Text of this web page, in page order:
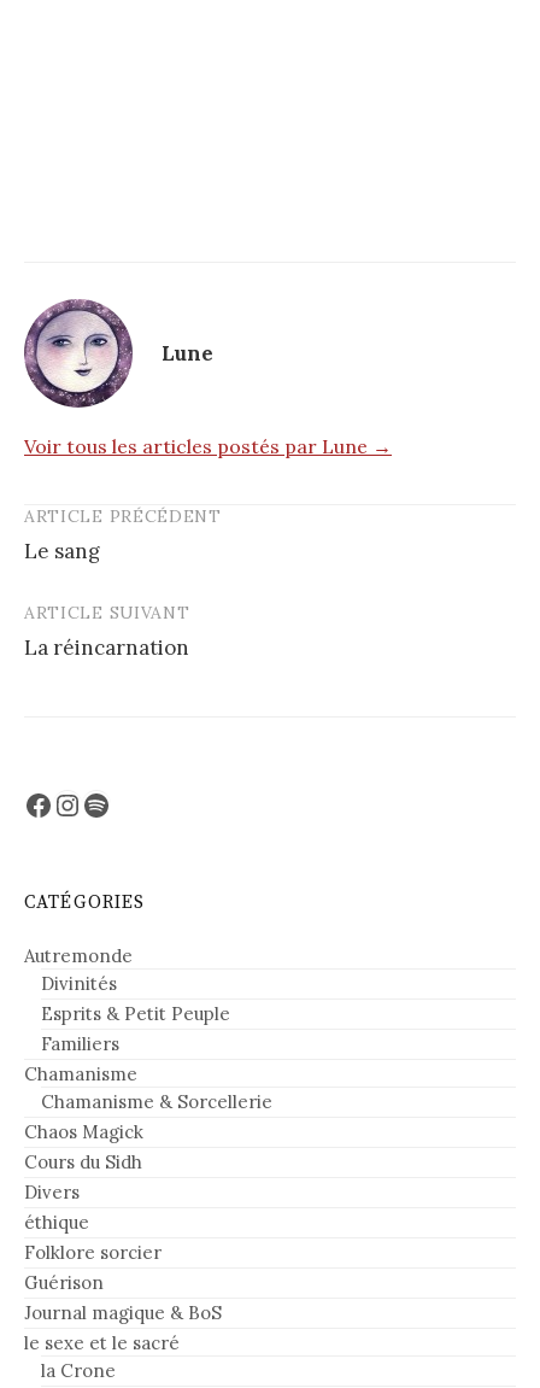
Lune
Voir tous les articles postés par Lune →
Post
navigation
ARTICLE PRÉCÉDENT
Le sang
ARTICLE SUIVANT
La réincarnation
Facebook
Instagram
Spotify
CATÉGORIES
Autremonde
Divinités
Esprits & Petit Peuple
Familiers
Chamanisme
Chamanisme & Sorcellerie
Chaos Magick
Cours du Sidh
Divers
éthique
Folklore sorcier
Guérison
Journal magique & BoS
le sexe et le sacré
la Crone